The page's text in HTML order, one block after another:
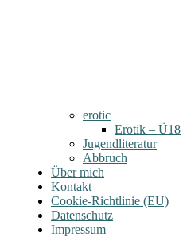
erotic
Erotik – Ü18
Jugendliteratur
Abbruch
Über mich
Kontakt
Cookie-Richtlinie (EU)
Datenschutz
Impressum